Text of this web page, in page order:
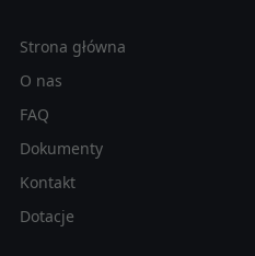
Strona główna
O nas
FAQ
Dokumenty
Kontakt
Dotacje